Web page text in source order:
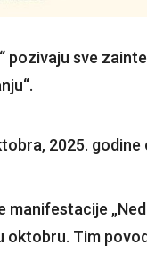
pozivaju sve
2025. godine
Tim